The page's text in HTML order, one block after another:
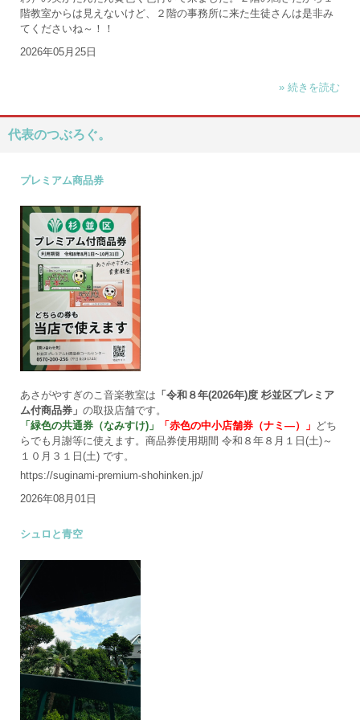
階教室からは見えないけど、２階の事務所に来た生徒さんは是非み
てくださいね～！！
2026年05月25日
» 続きを読む
代表のつぶろぐ。
プレミアム商品券
あさがやすぎのこ音楽教室は 「令和８年(2026年)度 杉並区プレミア
ム付商品券」 の取扱店舗です。
「緑色の共通券（なみすけ)」
「赤色の中小店舗券（ナミ―）」 どち
らでも月謝等に使えます。商品券使用期間 令和８年８月１日(土)～
１０月３１日(土) です。
https://suginami-premium-shohinken.jp/
2026年08月01日
シュロと青空